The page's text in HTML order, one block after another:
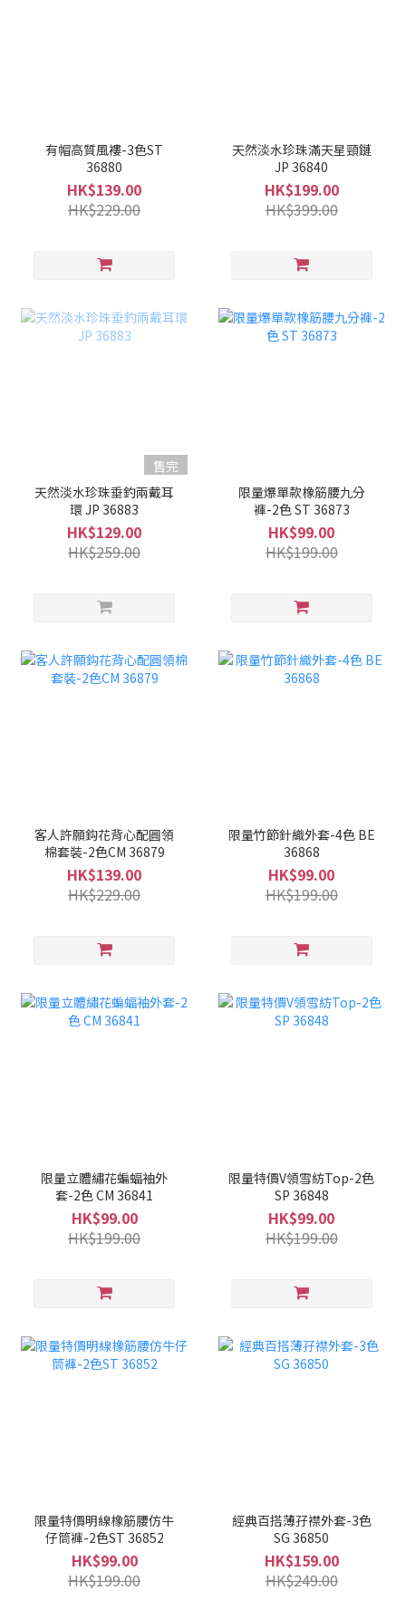
有帽高質風褸-3色ST
36880
HK$139.00
HK$229.00
天然淡水珍珠滿天星頸鏈
JP 36840
HK$199.00
HK$399.00
售完
天然淡水珍珠垂釣兩戴耳
環 JP 36883
HK$129.00
HK$259.00
限量爆單款橡筋腰九分
褲-2色 ST 36873
HK$99.00
HK$199.00
客人許願鈎花背心配圓領
棉套裝-2色CM 36879
HK$139.00
HK$229.00
限量竹節針織外套-4色 BE
36868
HK$99.00
HK$199.00
限量立體繡花蝙蝠袖外
套-2色 CM 36841
HK$99.00
HK$199.00
限量特價V領雪紡Top-2色
SP 36848
HK$99.00
HK$199.00
限量特價明線橡筋腰仿牛
仔筒褲-2色ST 36852
HK$99.00
HK$199.00
經典百搭薄孖襟外套-3色
SG 36850
HK$159.00
HK$249.00